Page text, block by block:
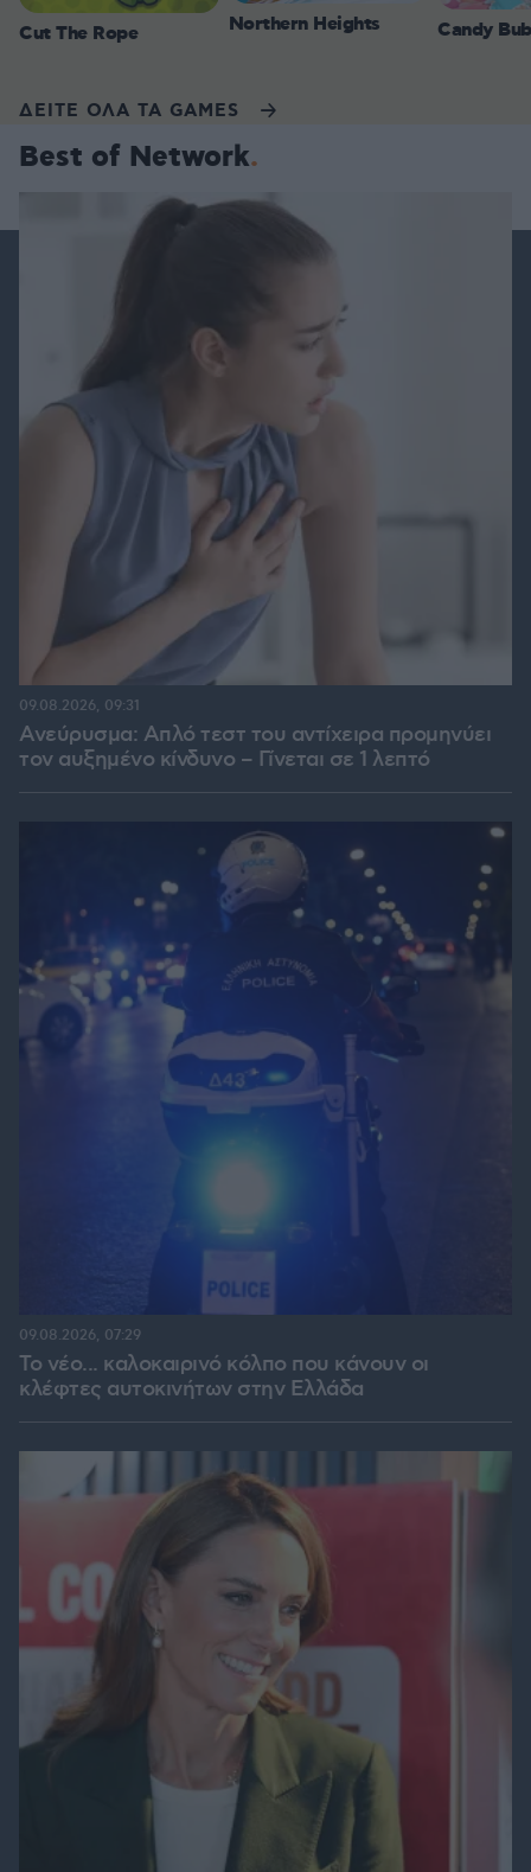
Cut The Rope Northern Heights Candy
ΔΕΙΤΕ ΟΛΑ ΤΑ GAMES
Best of Network
Ανεύρυσμα: Απλό τεστ του αντίχειρα προμηνύει
τον αυξημένο κίνδυνο – Γίνεται σε 1 λεπτό
09.08.2026, 09:31
Το νέο... καλοκαιρινό κόλπο που κάνουν οι
κλέφτες αυτοκινήτων στην Ελλάδα
09.08.2026, 07:29